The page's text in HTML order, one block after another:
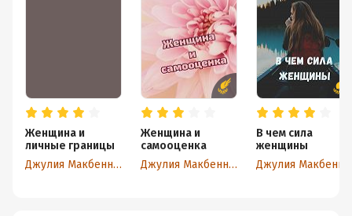
Женщина и
личные границы
Джулия Макбеннет
Женщина и
самооценка
Джулия Макбеннет
В чем сила
женщины